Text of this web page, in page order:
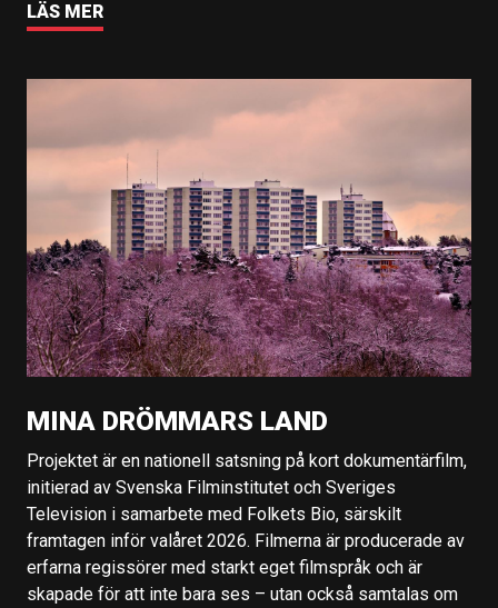
LÄS MER
MINA DRÖMMARS LAND
Projektet är en nationell satsning på kort dokumentärfilm,
initierad av Svenska Filminstitutet och Sveriges
Television i samarbete med Folkets Bio, särskilt
framtagen inför valåret 2026. Filmerna är producerade av
erfarna regissörer med starkt eget filmspråk och är
skapade för att inte bara ses – utan också samtalas om